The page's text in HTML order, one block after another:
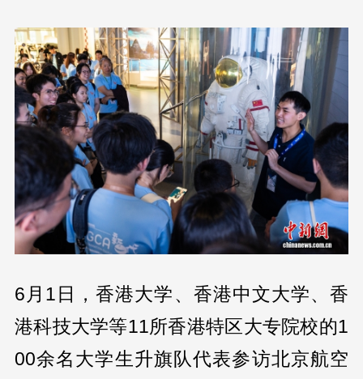
6月1日，香港大学、香港中文大学、香
港科技大学等11所香港特区大专院校的1
00余名大学生升旗队代表参访北京航空